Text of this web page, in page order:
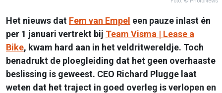
Het nieuws dat Fem van Empel een pauze inlast én
per 1 januari vertrekt bij Team Visma | Lease a
Bike, kwam hard aan in het veldritwereldje. Toch
benadrukt de ploegleiding dat het geen overhaaste
beslissing is geweest. CEO Richard Plugge laat
weten dat het traject in goed overleg is verlopen en